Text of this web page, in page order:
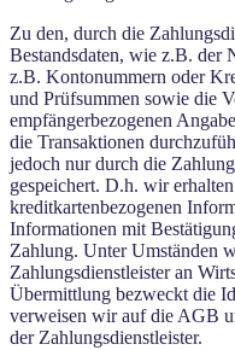
Zu den, durch die
Bestandsdaten, wie z.B. der
z.B. Kontonummern oder
und Prüfsummen sowie die
empfängerbezogenen
die Transaktionen
jedoch nur durch die
gespeichert. D.h. wir
kreditkartenbezogenen
Informationen mit
Zahlung. Unter Umständen
Zahlungsdienstleister an
Übermittlung bezweckt die
verweisen wir auf die AGB
der Zahlungsdienstleister.